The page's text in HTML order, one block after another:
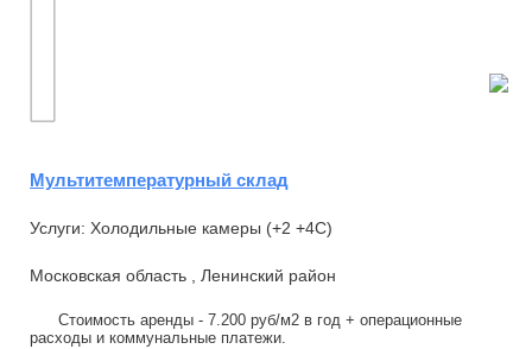
Мультитемпературный склад
Услуги: Холодильные камеры (+2 +4С)
Московская область , Ленинский район
Стоимость аренды - 7.200 руб/м2 в год + операционные
расходы и коммунальные платежи.